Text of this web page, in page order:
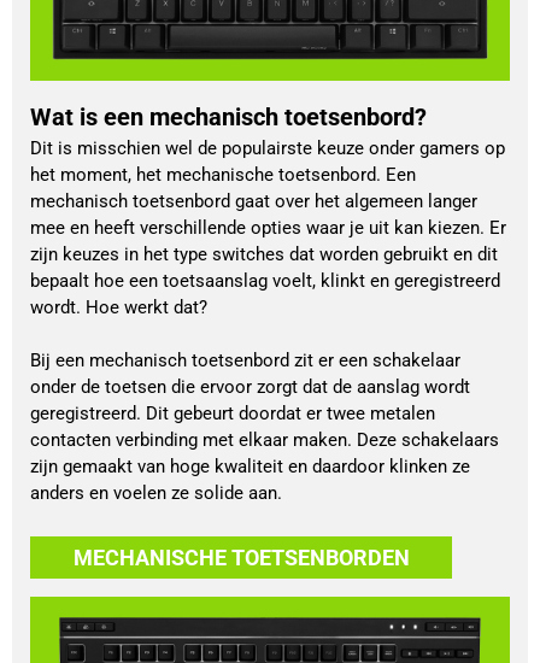
Wat is een mechanisch toetsenbord?
Dit is misschien wel de populairste keuze onder gamers op
het moment, het mechanische toetsenbord. Een
mechanisch toetsenbord gaat over het algemeen langer
mee en heeft verschillende opties waar je uit kan kiezen. Er
zijn keuzes in het type switches dat worden gebruikt en dit
bepaalt hoe een toetsaanslag voelt, klinkt en geregistreerd
wordt. Hoe werkt dat?
Bij een mechanisch toetsenbord zit er een schakelaar
onder de toetsen die ervoor zorgt dat de aanslag wordt
geregistreerd. Dit gebeurt doordat er twee metalen
contacten verbinding met elkaar maken. Deze schakelaars
zijn gemaakt van hoge kwaliteit en daardoor klinken ze
anders en voelen ze solide aan.
MECHANISCHE TOETSENBORDEN